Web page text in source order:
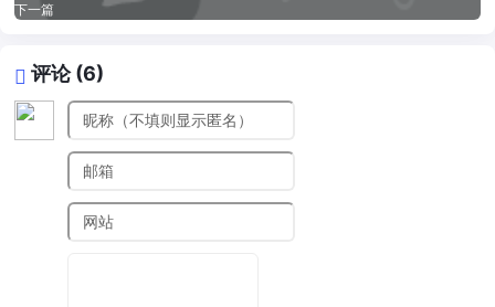
下一篇
评论 (6)